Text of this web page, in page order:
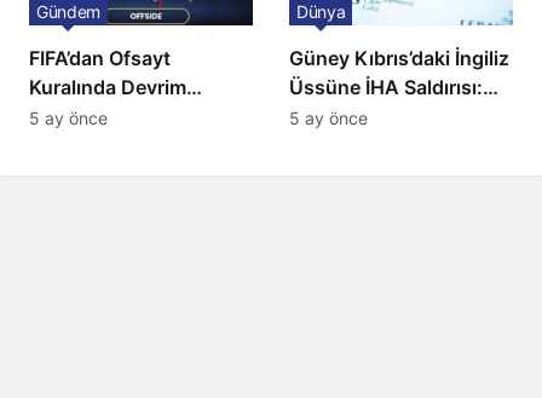
FIFA’dan Ofsayt
Kuralında Devrim
Niteliğinde Onay
Gündem
5 ay önce
Güney Kıbrıs’daki İngiliz
Üssüne İHA Saldırısı:
Patlama, Sirenler ve
Dünya
5 ay önce